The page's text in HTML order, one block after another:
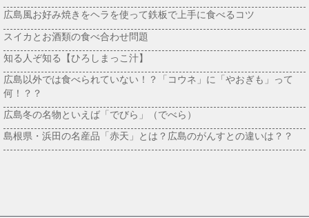
広島風お好み焼きをヘラを使って鉄板で上手に食べるコツ
スイカとお酒類の食べ合わせ問題
知る人ぞ知る【ひろしまっこ汁】
広島以外では食べられていない！？「コウネ」に「やおぎも」って
何！？？
広島冬の名物といえば「でびら」（でべら）
島根県・浜田の名産品「赤天」とは？広島のがんすとの違いは？？